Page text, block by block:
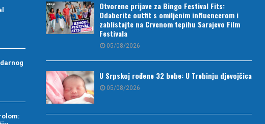
Otvorene prijave za Bingo Festival Fits:
Odaberite outfit s omiljenim influencerom i
zablistajte na Crvenom tepihu Sarajevo Film
Festivala
05/08/2026
U Srpskoj rođene 32 bebe: U Trebinju djevojčica
05/08/2026